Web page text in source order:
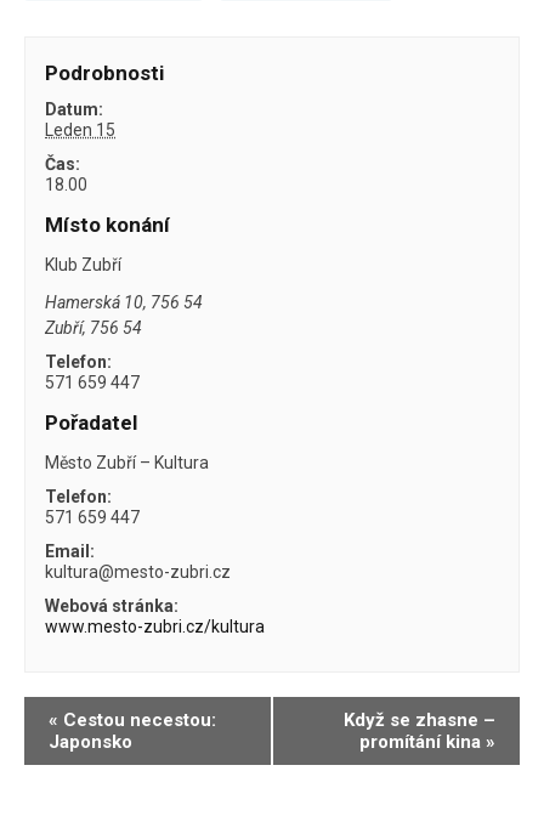
Podrobnosti
Datum:
Leden 15
Čas:
18.00
Místo konání
Klub Zubří
Hamerská 10, 756 54
Zubří, 756 54
Telefon:
571 659 447
Pořadatel
Město Zubří – Kultura
Telefon:
571 659 447
Email:
kultura@mesto-zubri.cz
Webová stránka:
www.mesto-zubri.cz/kultura
Navigace
pro
« Cestou necestou:
Japonsko
Když se zhasne –
promítání kina »